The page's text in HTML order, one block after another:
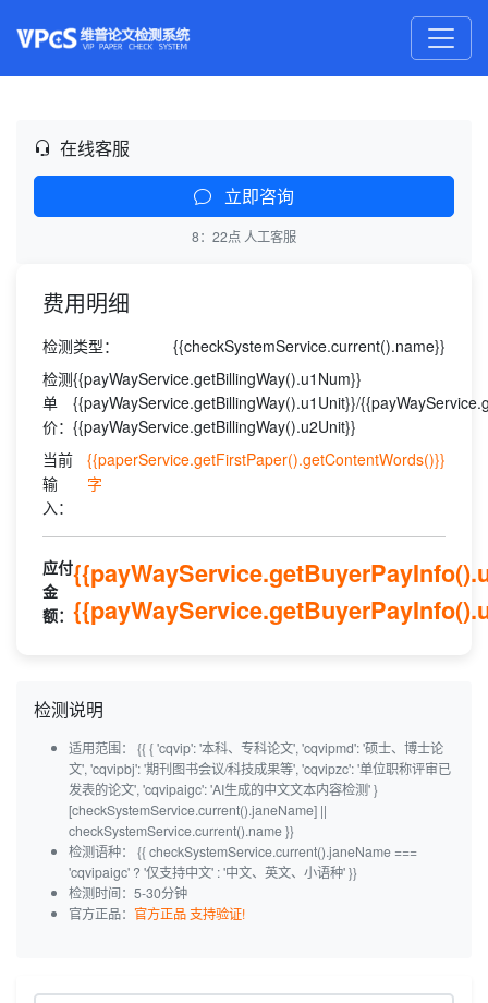
在线客服
立即咨询
8：22点 人工客服
费用明细
检测类型：
{{checkSystemService.current().name}}
检测
单
价：
{{payWayService.getBillingWay().u1Num}}
{{payWayService.getBillingWay().u1Unit}}/
{{payWayService.getBillingWay().u2Unit}}
当前
输
入：
{{paperService.getFirstPaper().getContentWords()}}
字
应付
金
额：
检测说明
适用范围： {{ { 'cqvip': '本科、专科论文', 'cqvipmd': '硕士、博士论
文', 'cqvipbj': '期刊图书会议/科技成果等', 'cqvipzc': '单位职称评审已
发表的论文', 'cqvipaigc': 'AI生成的中文文本内容检测' }
[checkSystemService.current().janeName] ||
checkSystemService.current().name }}
检测语种： {{ checkSystemService.current().janeName ===
'cqvipaigc' ? '仅支持中文' : '中文、英文、小语种' }}
检测时间：5-30分钟
官方正品： 官方正品 支持验证!